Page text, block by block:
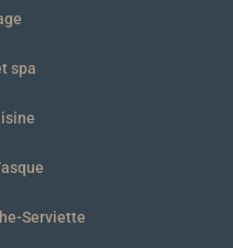
spa
Serviette